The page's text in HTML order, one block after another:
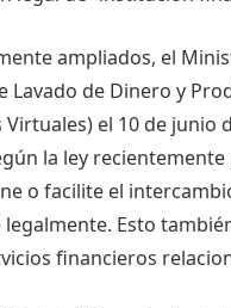
ampliados, el
de Dinero y
el 10 de junio
la ley
o facilite el
Esto
financieros